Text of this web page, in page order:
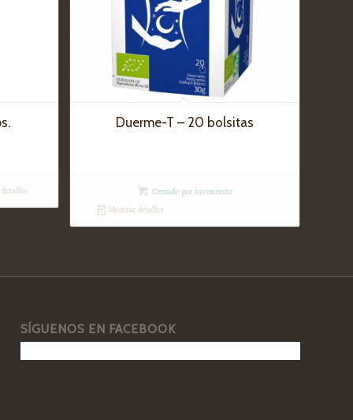
Duerme-T – 20 bolsitas
Cerrado por inventario
Mostrar detalles
SÍGUENOS EN FACEBOOK